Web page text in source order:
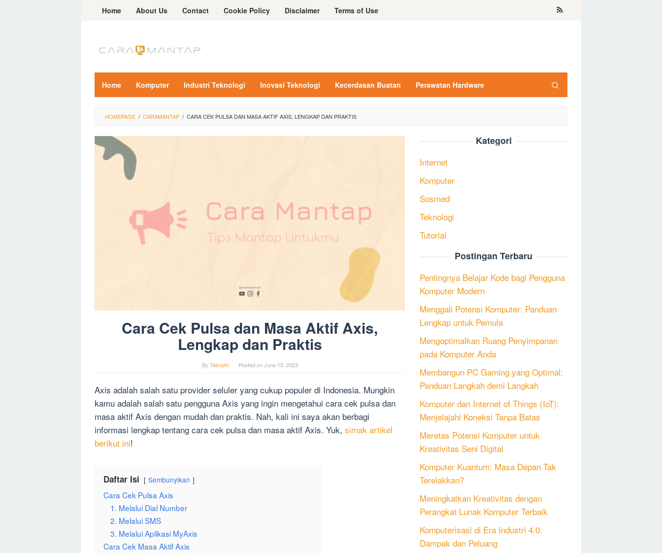
Home About Us Contact Cookie Policy Disclaimer Terms of Use
Home Komputer Industri Teknologi Inovasi Teknologi Kecerdasan Buatan Perawatan Hardware
HOMEPAGE / CARAMANTAP / CARA CEK PULSA DAN MASA AKTIF AXIS, LENGKAP DAN PRAKTIS
Cara Cek Pulsa dan Masa Aktif Axis,
Lengkap dan Praktis
By Teknohi Posted onJune 15, 2023
Axis adalah salah satu provider seluler yang cukup populer di Indonesia. Mungkin
kamu adalah salah satu pengguna Axis yang ingin mengetahui cara cek pulsa dan
masa aktif Axis dengan mudah dan praktis. Nah, kali ini saya akan berbagi
informasi lengkap tentang cara cek pulsa dan masa aktif Axis. Yuk, simak artikel
berikut ini!
Daftar Isi Sembunyikan
Cara Cek Pulsa Axis
1. Melalui Dial Number
2. Melalui SMS
3. Melalui Aplikasi MyAxis
Cara Cek Masa Aktif Axis
Kategori
Internet
Komputer
Sosmed
Teknologi
Tutorial
Postingan Terbaru
Pentingnya Belajar Kode bagi Pengguna
Komputer Modern
Menggali Potensi Komputer: Panduan
Lengkap untuk Pemula
Mengoptimalkan Ruang Penyimpanan
pada Komputer Anda
Membangun PC Gaming yang Optimal:
Panduan Langkah demi Langkah
Komputer dan Internet of Things (IoT):
Menjelajahi Koneksi Tanpa Batas
Meretas Potensi Komputer untuk
Kreativitas Seni Digital
Komputer Kuantum: Masa Depan Tak
Terelakkan?
Meningkatkan Kreativitas dengan
Perangkat Lunak Komputer Terbaik
Komputerisasi di Era Industri 4.0:
Dampak dan Peluang